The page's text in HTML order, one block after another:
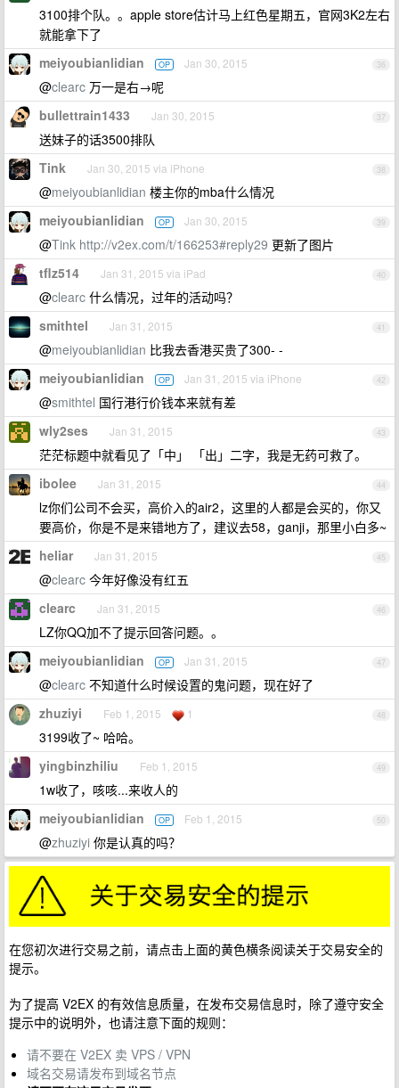
3100排个队。。apple store估计马上红色星期五，官网3K2左右
就能拿下了
36
meiyoubianlidian OP Jan 30, 2015
@clearc 万一是右→呢
37
bullettrain1433 Jan 30, 2015
送妹子的话3500排队
38
Tink Jan 30, 2015 via iPhone
@meiyoubianlidian 楼主你的mba什么情况
39
meiyoubianlidian OP Jan 30, 2015
@Tink http://v2ex.com/t/166253#reply29 更新了图片
40
tflz514 Jan 31, 2015 via iPad
@clearc 什么情况，过年的活动吗？
41
smithtel Jan 31, 2015
@meiyoubianlidian 比我去香港买贵了300- -
42
meiyoubianlidian OP Jan 31, 2015 via iPhone
@smithtel 国行港行价钱本来就有差
43
wly2ses Jan 31, 2015
茫茫标题中就看见了「中」 「出」二字，我是无药可救了。
44
ibolee Jan 31, 2015
lz你们公司不会买，高价入的air2，这里的人都是会买的，你又
要高价，你是不是来错地方了，建议去58，ganji，那里小白多~
45
heliar Jan 31, 2015
@clearc 今年好像没有红五
46
clearc Jan 31, 2015
LZ你QQ加不了提示回答问题。。
47
meiyoubianlidian OP Jan 31, 2015
@clearc 不知道什么时候设置的鬼问题，现在好了
48
zhuziyi Feb 1, 2015 1
3199收了~ 哈哈。
49
yingbinzhiliu Feb 1, 2015
1w收了，咳咳...来收人的
50
meiyoubianlidian OP Feb 1, 2015
@zhuziyi 你是认真的吗？
在您初次进行交易之前，请点击上面的黄色横条阅读关于交易安全的
提示。
为了提高 V2EX 的有效信息质量，在发布交易信息时，除了遵守安全
提示中的说明外，也请注意下面的规则：
请不要在 V2EX 卖 VPS / VPN
域名交易请发布到域名节点